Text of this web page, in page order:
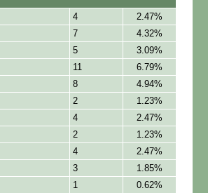
4
2.47%
7
4.32%
5
3.09%
11
6.79%
8
4.94%
2
1.23%
4
2.47%
2
1.23%
4
2.47%
3
1.85%
1
0.62%